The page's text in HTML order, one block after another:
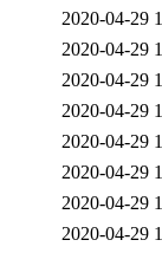
2020-04-29
2020-04-29
2020-04-29
2020-04-29
2020-04-29
2020-04-29
2020-04-29
2020-04-29